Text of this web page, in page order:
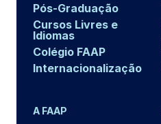
Pós-Graduação
Cursos Livres e
Idiomas
Colégio FAAP
Internacionalização
A FAAP